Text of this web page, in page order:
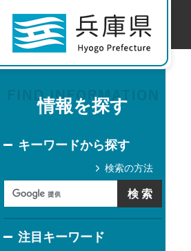
情報を探す
キーワードから探す
検索の方法
注目キーワード